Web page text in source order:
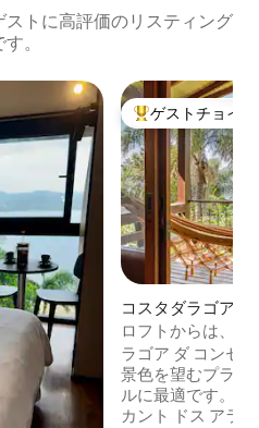
トに高評価のリスティング
。
。 大好評のゲスト
ゲストチョイス
コスタダラゴアの
ロフトからは、
ような眺めが楽し
ラゴア ダ コンセ
景色を望むプライ
ルに最適です。大
カント ドス アラ